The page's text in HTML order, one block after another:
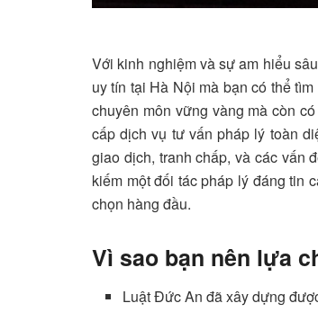
Với kinh nghiệm và sự am hiểu
uy tín tại Hà Nội mà bạn có thể
chuyên môn vững vàng mà còn
cấp dịch vụ tư vấn pháp lý toàn
giao dịch, tranh chấp, và các vấn
kiếm một đối tác pháp lý đáng tin
chọn hàng đầu.
Vì sao bạn nên lựa
Luật Đức An đã xây dựng